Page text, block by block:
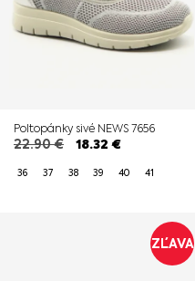
Poltopánky sivé NEWS 7656
22.90€ 18.32 €
36 37 38 39 40 41
ZĽAVA